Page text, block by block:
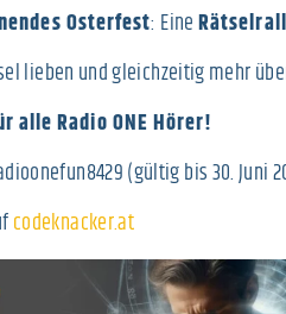
Osterfest: Eine
lieben und gleichzeitig mehr
alle Radio ONE Hörer!
(gültig bis 30. Juni
codeknacker.at